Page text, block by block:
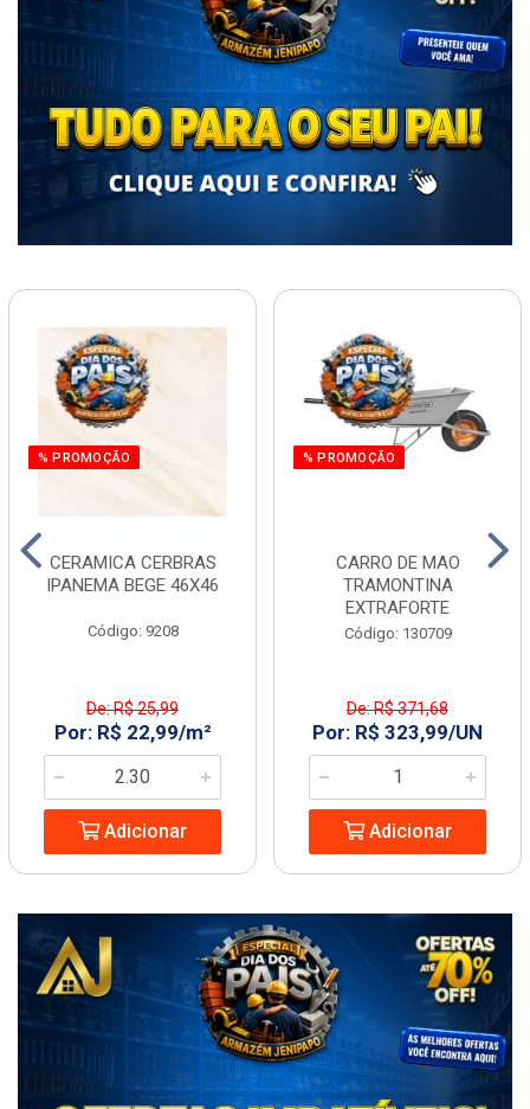
% PROMOÇÃO
CERAMICA CERBRAS
IPANEMA BEGE 46X46
Código: 9208
De: R$ 25,99
Por: R$ 22,99/m²
Adicionar
% PROMOÇÃO
CARRO DE MAO
TRAMONTINA
EXTRAFORTE
Código: 130709
De: R$ 371,68
Por: R$ 323,99/UN
Adicionar